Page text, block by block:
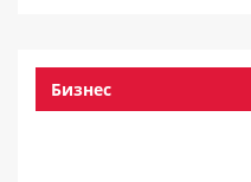
Бизнес